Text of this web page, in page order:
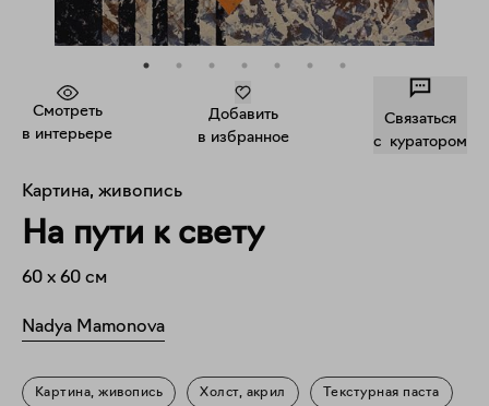
Смотреть
в интерьере
Добавить
в избранное
Связаться
c куратором
Картина, живопись
На пути к свету
60 x 60 см
Nadya Mamonova
Картина, живопись Холст, акрил Текстурная паста